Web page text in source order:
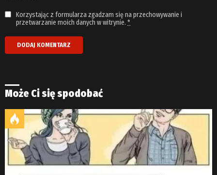
Korzystając z formularza zgadzam się na przechowywanie i
przetwarzanie moich danych w witrynie. *
Może Ci się spodobać